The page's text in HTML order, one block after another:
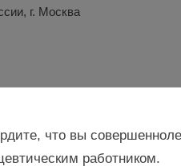
г. Москва
что вы
работником.